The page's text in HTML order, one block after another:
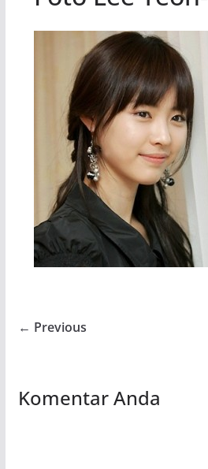
← Previous
Komentar Anda